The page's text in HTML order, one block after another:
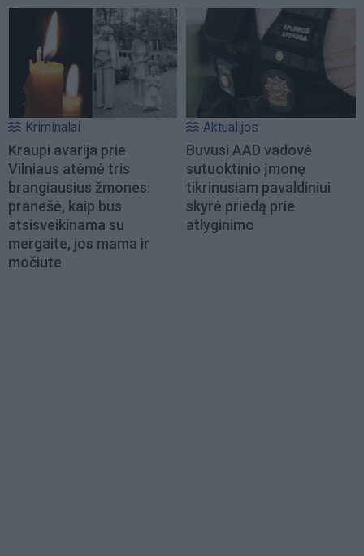
Kriminalai
Kraupi avarija prie
Vilniaus atėmė tris
brangiausius žmones:
pranešė, kaip bus
atsisveikinama su
mergaite, jos mama ir
močiute
Aktualijos
Buvusi AAD vadovė
sutuoktinio įmonę
tikrinusiam pavaldiniui
skyrė priedą prie
atlyginimo